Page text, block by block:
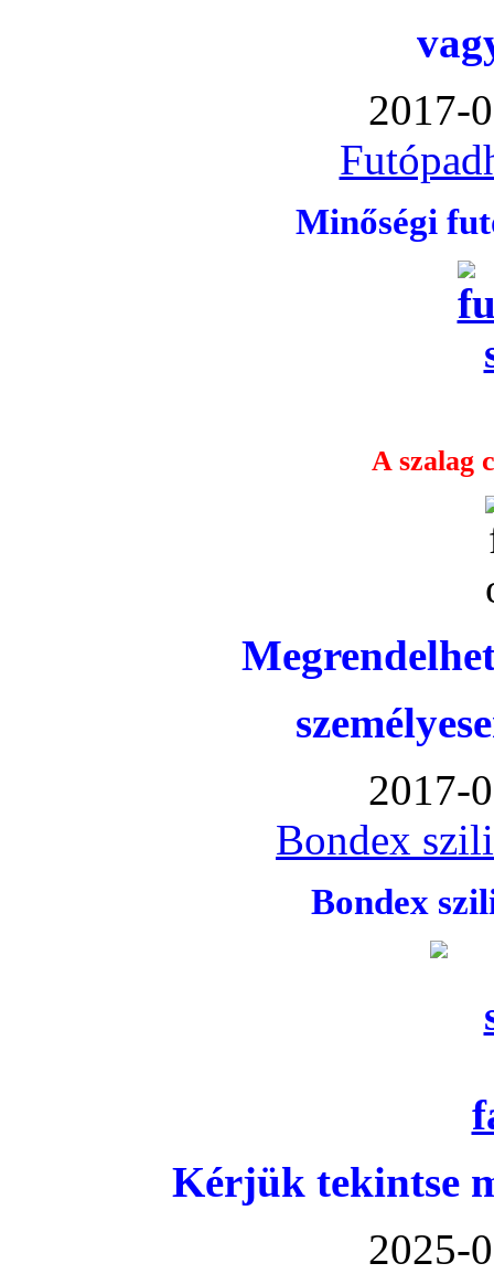
2017-
Minőségi
A szalag
2017-
Bondex
Bondex
Kérjük tekintse
2025-